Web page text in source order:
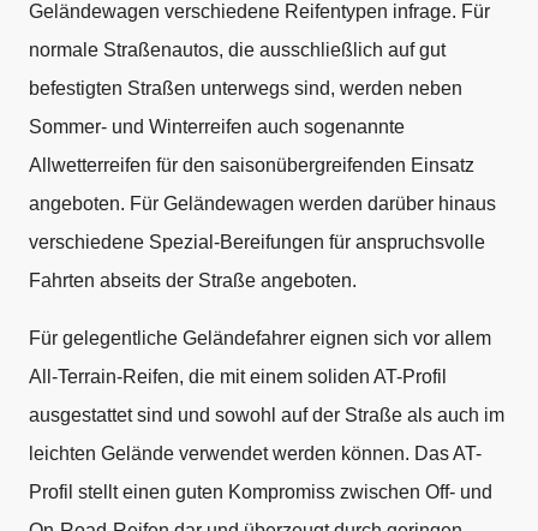
Geländewagen verschiedene Reifentypen infrage. Für
normale Straßenautos, die ausschließlich auf gut
befestigten Straßen unterwegs sind, werden neben
Sommer- und Winterreifen auch sogenannte
Allwetterreifen für den saisonübergreifenden Einsatz
angeboten. Für Geländewagen werden darüber hinaus
verschiedene Spezial-Bereifungen für anspruchsvolle
Fahrten abseits der Straße angeboten.
Für gelegentliche Geländefahrer eignen sich vor allem
All-Terrain-Reifen, die mit einem soliden AT-Profil
ausgestattet sind und sowohl auf der Straße als auch im
leichten Gelände verwendet werden können. Das AT-
Profil stellt einen guten Kompromiss zwischen Off- und